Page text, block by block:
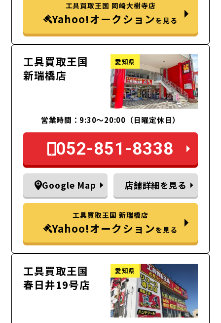
工具買取王国 岡崎大樹寺店
Yahoo!オークションを見る
工具買取王国
新瑞橋店
愛知県
営業時間：9:30～20:00（日曜定休日）
052-851-8338
Google Map 店舗詳細を見る
工具買取王国 新瑞橋店
Yahoo!オークションを見る
工具買取王国
春日井19号店
愛知県